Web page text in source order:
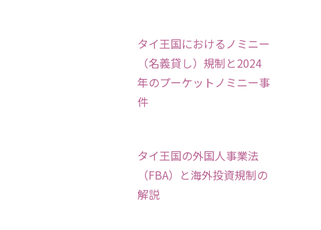
タイ王国におけるノミニー
（名義貸し）規制と2024
年のプーケットノミニー事
件
タイ王国の外国人事業法
（FBA）と海外投資規制の
解説